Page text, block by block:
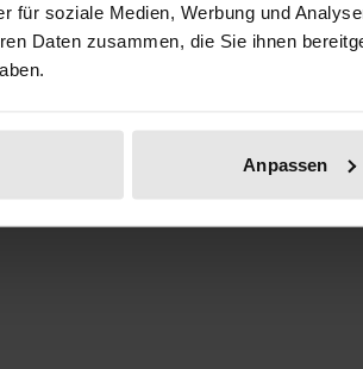
für soziale Medien, Werbung und
Daten zusammen, die Sie ihnen
Anpassen